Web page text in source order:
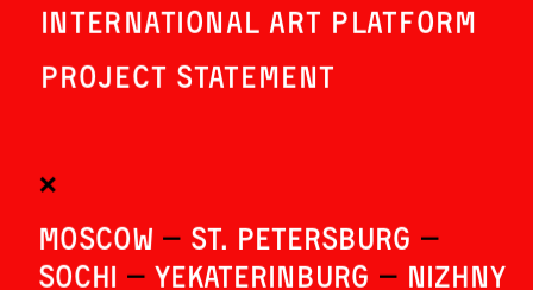
PROJECT STATEMENT
×
MOSCOW — ST. PETERSBURG —
Sochi — YEKATERINBURG — NIZHNY